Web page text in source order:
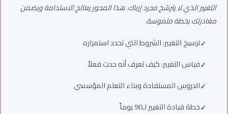
التغيير الذي لا يترسّخ مجرد إرباك. هذا المحور يعالج الاستدامة ويضمن
مغادرتك بخطة ملموسة.
ترسيخ التغيير: الشروط التي تحدد استمراره
قياس التغيير: كيف تعرف أنه حدث فعلاً
الدروس المستفادة وبناء التعلم المؤسسي
خطة قيادة التغيير لـ90 يوماً